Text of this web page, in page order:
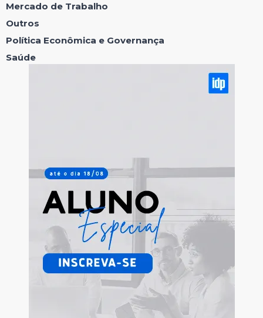
Mercado de Trabalho
Outros
Política Econômica e Governança
Saúde